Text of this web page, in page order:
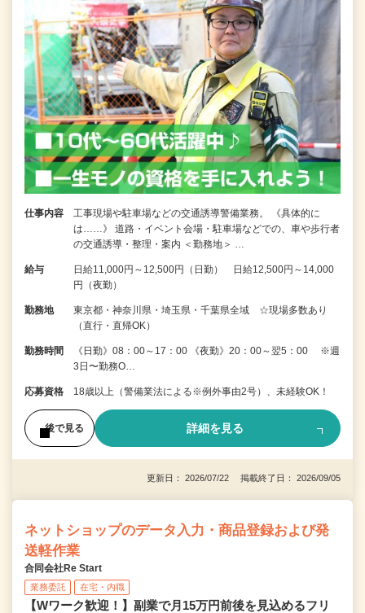
仕事内容
工事現場や駐車場などの交通誘導警備業務。 《具体的に
は……》 道路・イベント会場・駐車場などでの、車や歩行者
の交通誘導・整理・案内 ＜勤務地＞ …
給与
日給11,000円～12,500円（日勤） 日給12,500円～14,000
円（夜勤）
勤務地
東京都・神奈川県・埼玉県・千葉県全域 ☆現場多数あり
（直行・直帰OK）
勤務時間
《日勤》08：00～17：00 《夜勤》20：00～翌5：00 ※週
3日〜勤務O…
応募資格 18歳以上（警備業法による※例外事由2号）、未経験OK！
後で見る 詳細を見る
更新日： 2026/07/22 掲載終了日： 2026/09/05
ネットショップのデータ入力・商品登録および発
送軽作業
合同会社Re Start
業務委託 在宅・内職
【Wワーク歓迎！】副業で月15万円前後を見込めるフリ